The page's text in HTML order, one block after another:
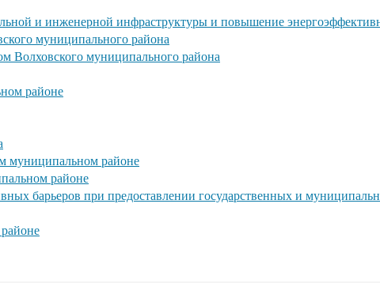
и инженерной инфраструктуры и повышение
муниципального района
муниципального района
районе
муниципальном районе
районе
барьеров при предоставлении государственных и